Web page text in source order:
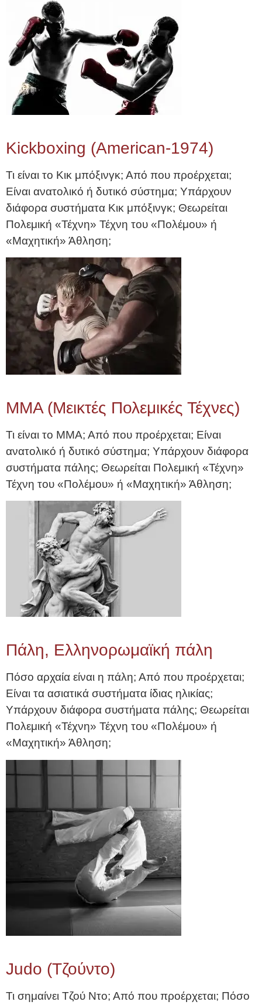
Kickboxing (American-1974)
Τι είναι το Κικ μπόξινγκ; Από που προέρχεται;
Είναι ανατολικό ή δυτικό σύστημα; Υπάρχουν
διάφορα συστήματα Κικ μπόξινγκ; Θεωρείται
Πολεμική «Τέχνη» Τέχνη του «Πολέμου» ή
«Μαχητική» Άθληση;
MMA (Μεικτές Πολεμικές Τέχνες)
Τι είναι το ΜΜΑ; Από που προέρχεται; Είναι
ανατολικό ή δυτικό σύστημα; Υπάρχουν διάφορα
συστήματα πάλης; Θεωρείται Πολεμική «Τέχνη»
Τέχνη του «Πολέμου» ή «Μαχητική» Άθληση;
Πάλη, Ελληνορωμαϊκή πάλη
Πόσο αρχαία είναι η πάλη; Από που προέρχεται;
Είναι τα ασιατικά συστήματα ίδιας ηλικίας;
Υπάρχουν διάφορα συστήματα πάλης; Θεωρείται
Πολεμική «Τέχνη» Τέχνη του «Πολέμου» ή
«Μαχητική» Άθληση;
Judo (Τζούντο)
Τι σημαίνει Τζού Ντο; Από που προέρχεται; Πόσο